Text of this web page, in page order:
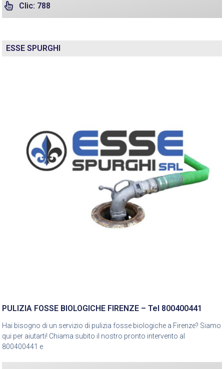
Clic: 788
ESSE SPURGHI
PULIZIA FOSSE BIOLOGICHE FIRENZE – Tel 800400441
Hai bisogno di un servizio di pulizia fosse biologiche a Firenze? Siamo
qui per aiutarti! Chiama subito il nostro pronto intervento al
800400441 e